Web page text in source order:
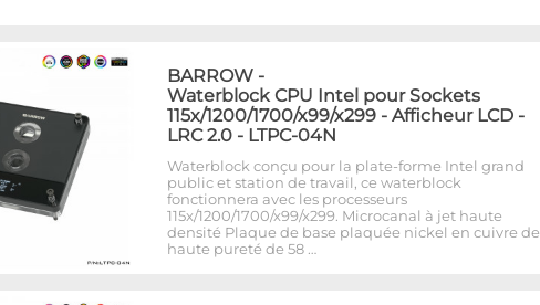
BARROW -
Waterblock CPU Intel pour Sockets
115x/1200/1700/x99/x299 - Afficheur LCD -
LRC 2.0 - LTPC-04N
Waterblock conçu pour la plate-forme Intel grand
public et station de travail, ce waterblock
fonctionnera avec les processeurs
115x/1200/1700/x99/x299. Microcanal à jet haute
densité Plaque de base plaquée nickel en cuivre de
haute pureté de 58 …